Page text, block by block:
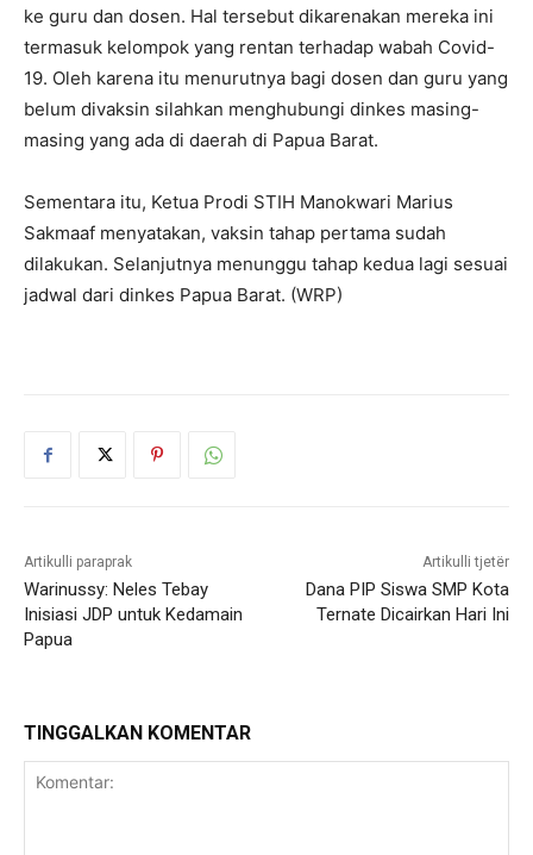
ke guru dan dosen. Hal tersebut dikarenakan mereka ini
termasuk kelompok yang rentan terhadap wabah Covid-
19. Oleh karena itu menurutnya bagi dosen dan guru yang
belum divaksin silahkan menghubungi dinkes masing-
masing yang ada di daerah di Papua Barat.
Sementara itu, Ketua Prodi STIH Manokwari Marius
Sakmaaf menyatakan, vaksin tahap pertama sudah
dilakukan. Selanjutnya menunggu tahap kedua lagi sesuai
jadwal dari dinkes Papua Barat. (WRP)
Artikulli paraprak
Warinussy: Neles Tebay
Inisiasi JDP untuk Kedamain
Papua
Artikulli tjetër
Dana PIP Siswa SMP Kota
Ternate Dicairkan Hari Ini
TINGGALKAN KOMENTAR